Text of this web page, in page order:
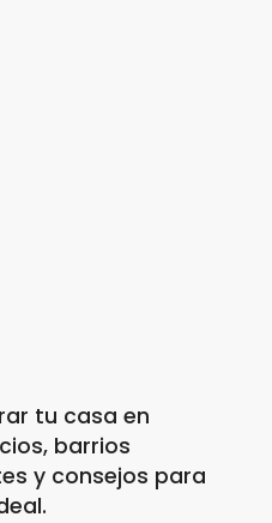
tu casa en
barrios
y consejos para